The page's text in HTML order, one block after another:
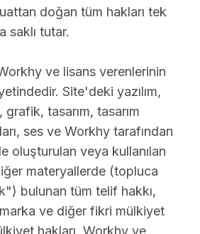
doğan tüm hakları tek
saklı tutar.
ve lisans verenlerinin
Site'deki yazılım,
grafik, tasarım, tasarım
ses ve Workhy tarafından
oluşturulan veya kullanılan
materyallerde (topluca
bulunan tüm telif hakkı,
ve diğer fikri mülkiyet
hakları, Workhy ve